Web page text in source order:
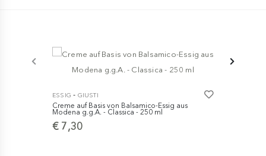
ESSIG - GIUSTI
Creme auf Basis von Balsamico-Essig aus
Modena g.g.A. - Classica - 250 ml
€ 7,30